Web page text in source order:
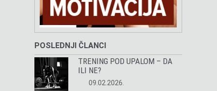
POSLEDNJI ČLANCI
TRENING POD UPALOM – DA
ILI NE?
09.02.2026.